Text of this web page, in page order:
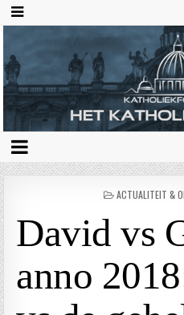
GEPLAATST
ACTUALITEIT &
David vs
anno